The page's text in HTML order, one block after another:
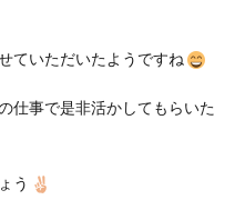
ていただいたようですね
仕事で是非活かしてもらいた
う